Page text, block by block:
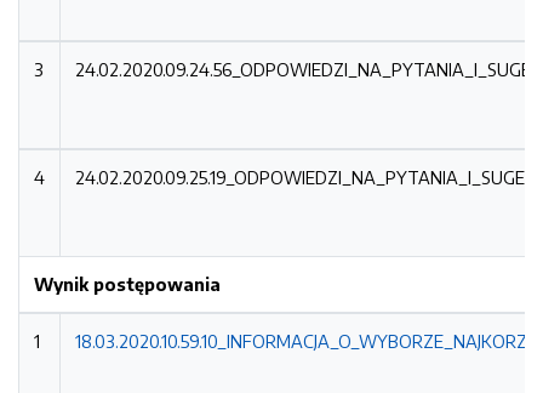
3
4
Wynik postępowania
1